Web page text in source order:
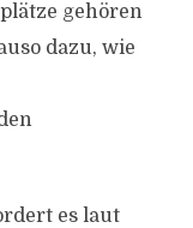
gehören
dazu, wie
es laut